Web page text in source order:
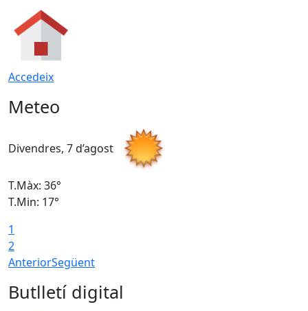
Accedeix
Meteo
Divendres, 7 d’agost
T.Màx: 36°
T.Min: 17°
1
2
AnteriorSegüent
Butlletí digital